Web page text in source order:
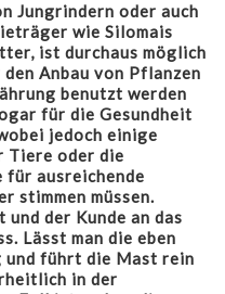
Jungrindern oder auch
wie Silomais
ist durchaus möglich
Anbau von Pflanzen
benutzt werden
für die Gesundheit
jedoch einige
Tiere oder die
ausreichende
stimmen müssen.
der Kunde an das
Lässt man die eben
und führt die Mast rein
in der